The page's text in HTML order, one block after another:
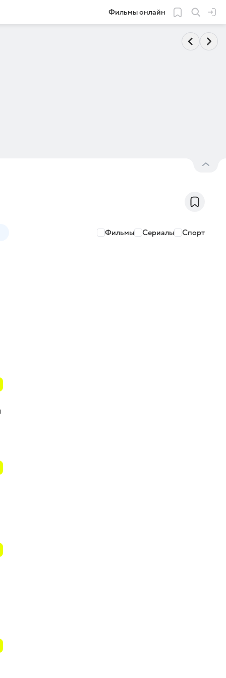
Фильмы онлайн
Фильмы Сериалы Спорт